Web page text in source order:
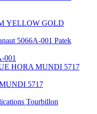
YELLOW GOLD
Patek
001
5717